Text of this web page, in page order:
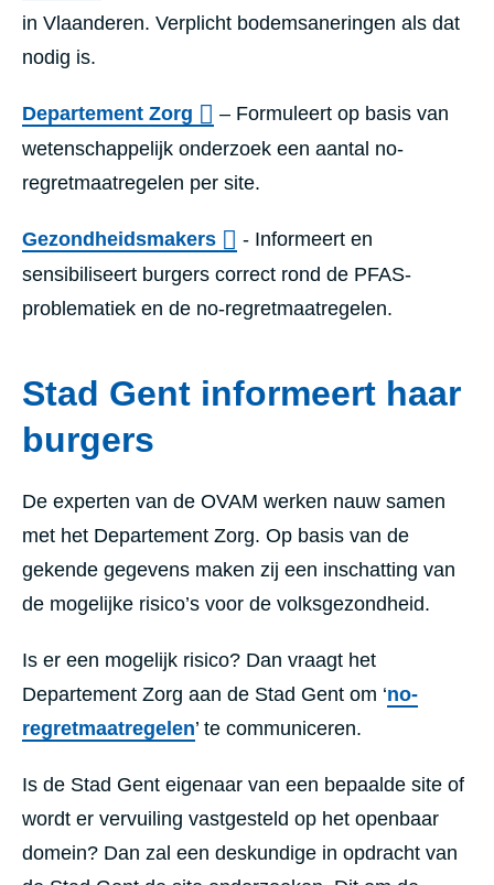
in Vlaanderen. Verplicht bodemsaneringen als dat
nodig is.
Departement Zorg
– Formuleert op basis van
wetenschappelijk onderzoek een aantal no-
regretmaatregelen per site.
Gezondheidsmakers
- Informeert en
sensibiliseert burgers correct rond de PFAS-
problematiek en de no-regretmaatregelen.
Stad Gent informeert haar
burgers
De experten van de OVAM werken nauw samen
met het Departement Zorg. Op basis van de
gekende gegevens maken zij een inschatting van
de mogelijke risico’s voor de volksgezondheid.
Is er een mogelijk risico? Dan vraagt het
Departement Zorg aan de Stad Gent om ‘no-
regretmaatregelen’ te communiceren.
Is de Stad Gent eigenaar van een bepaalde site of
wordt er vervuiling vastgesteld op het openbaar
domein? Dan zal een deskundige in opdracht van